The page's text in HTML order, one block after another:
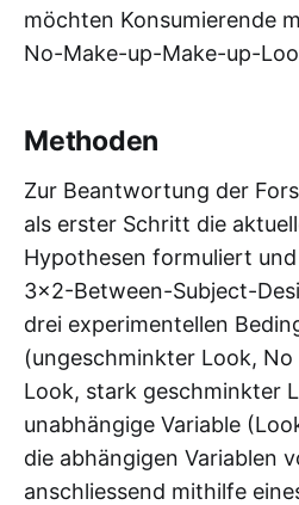
möchten Konsumierende
No-Make-up-Make-up-
Methoden
Zur Beantwortung der
als erster Schritt die
Hypothesen formuliert
3x2-Between-Subject-
drei experimentellen
(ungeschminkter Look,
Look, stark geschminkter
unabhängige Variable
die abhängigen Variablen
anschliessend mithilfe